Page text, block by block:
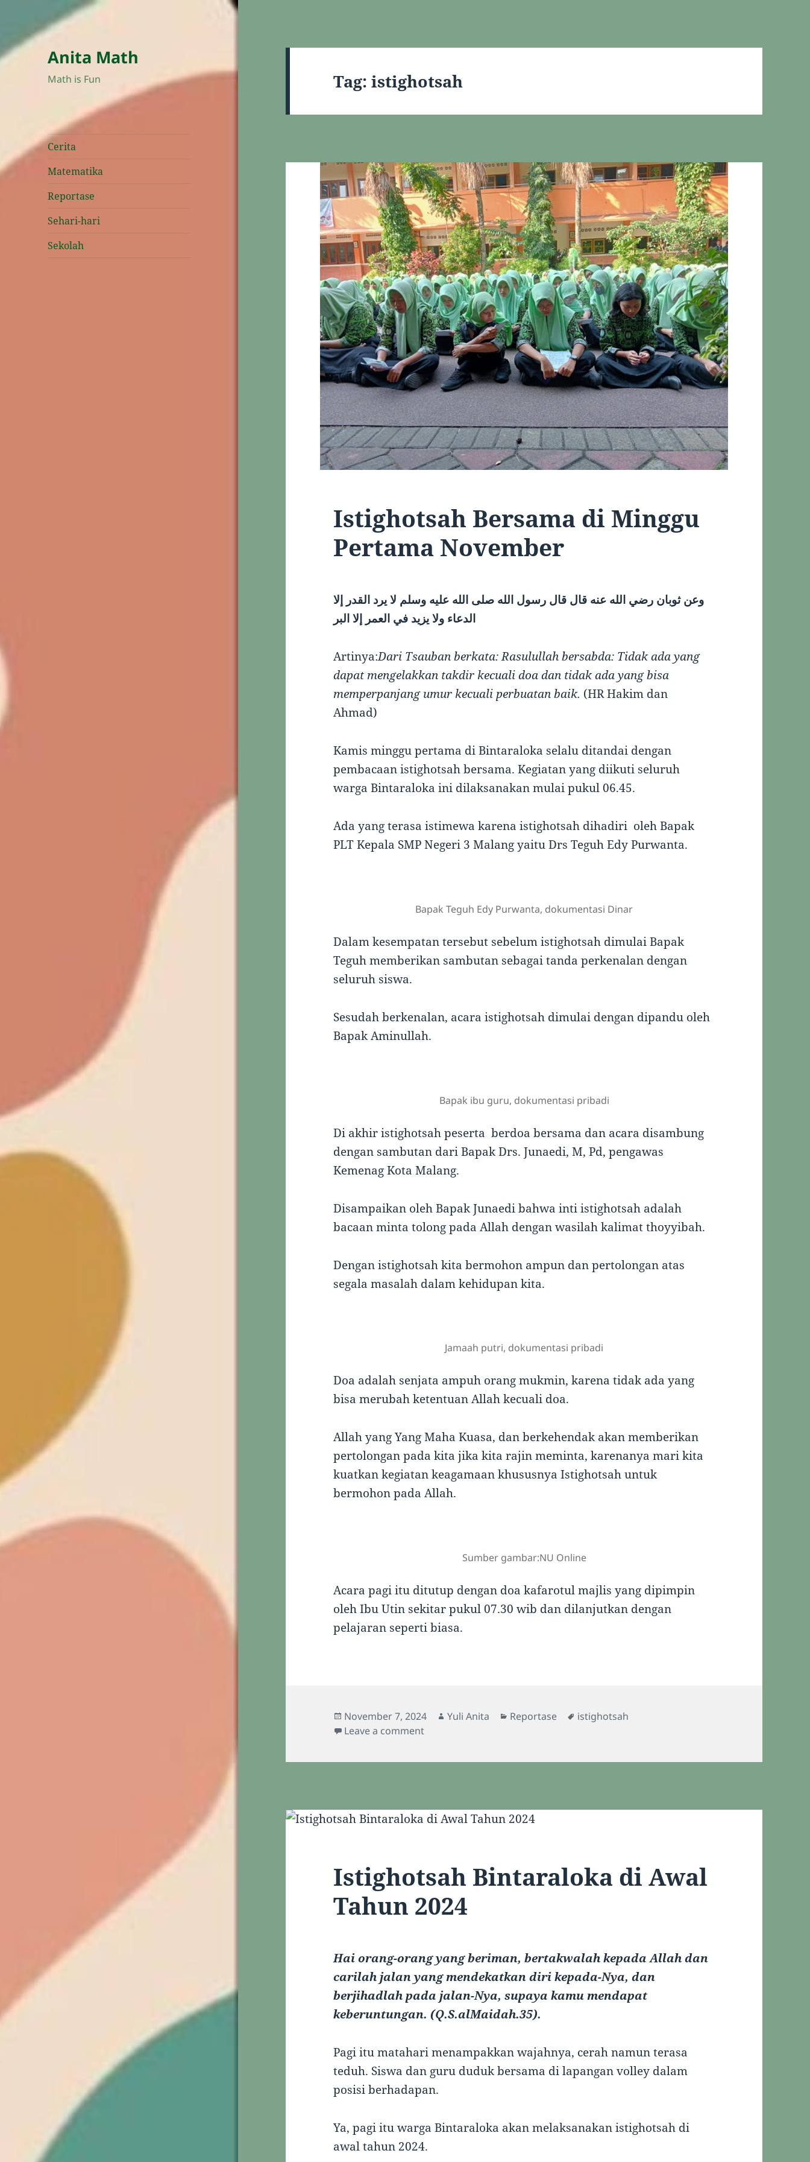
Anita Math
Math is Fun
Cerita
Matematika
Reportase
Sehari-hari
Sekolah
Tag:istighotsah
Istighotsah Bersama di Minggu
Pertama November
وعن ثوبان رضي الله عنه قال قال رسول الله صلى الله عليه وسلم لا يرد القدر إلا
الدعاء ولا يزيد في العمر إلا البر
Artinya:Dari Tsauban berkata: Rasulullah bersabda: Tidak ada yang
dapat mengelakkan takdir kecuali doa dan tidak ada yang bisa
memperpanjang umur kecuali perbuatan baik. (HR Hakim dan
Ahmad)
Kamis minggu pertama di Bintaraloka selalu ditandai dengan
pembacaan istighotsah bersama. Kegiatan yang diikuti seluruh
warga Bintaraloka ini dilaksanakan mulai pukul 06.45.
Ada yang terasa istimewa karena istighotsah dihadiri oleh Bapak
PLT Kepala SMP Negeri 3 Malang yaitu Drs Teguh Edy Purwanta.
Bapak Teguh Edy Purwanta, dokumentasi Dinar
Dalam kesempatan tersebut sebelum istighotsah dimulai Bapak
Teguh memberikan sambutan sebagai tanda perkenalan dengan
seluruh siswa.
Sesudah berkenalan, acara istighotsah dimulai dengan dipandu oleh
Bapak Aminullah.
Bapak ibu guru, dokumentasi pribadi
Di akhir istighotsah peserta berdoa bersama dan acara disambung
dengan sambutan dari Bapak Drs. Junaedi, M, Pd, pengawas
Kemenag Kota Malang.
Disampaikan oleh Bapak Junaedi bahwa inti istighotsah adalah
bacaan minta tolong pada Allah dengan wasilah kalimat thoyyibah.
Dengan istighotsah kita bermohon ampun dan pertolongan atas
segala masalah dalam kehidupan kita.
Jamaah putri, dokumentasi pribadi
Doa adalah senjata ampuh orang mukmin, karena tidak ada yang
bisa merubah ketentuan Allah kecuali doa.
Allah yang Yang Maha Kuasa, dan berkehendak akan memberikan
pertolongan pada kita jika kita rajin meminta, karenanya mari kita
kuatkan kegiatan keagamaan khususnya Istighotsah untuk
bermohon pada Allah.
Sumber gambar:NU Online
Acara pagi itu ditutup dengan doa kafarotul majlis yang dipimpin
oleh Ibu Utin sekitar pukul 07.30 wib dan dilanjutkan dengan
pelajaran seperti biasa.
Posted
on
November 7, 2024 Author
Yuli Anita Categories
Reportase Tags
istighotsah
Leave a commenton Istighotsah Bersama di Minggu Pertama November
Istighotsah Bintaraloka di Awal
Tahun 2024
Hai orang-orang yang beriman, bertakwalah kepada Allah dan
carilah jalan yang mendekatkan diri kepada-Nya, dan
berjihadlah pada jalan-Nya, supaya kamu mendapat
keberuntungan. (Q.S.alMaidah.35).
Pagi itu matahari menampakkan wajahnya, cerah namun terasa
teduh. Siswa dan guru duduk bersama di lapangan volley dalam
posisi berhadapan.
Ya, pagi itu warga Bintaraloka akan melaksanakan istighotsah di
awal tahun 2024.